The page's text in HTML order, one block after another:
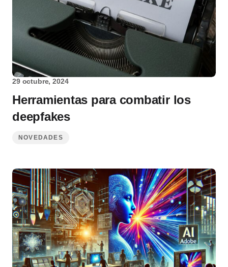
29 octubre, 2024
Herramientas para combatir los
deepfakes
NOVEDADES